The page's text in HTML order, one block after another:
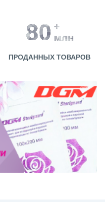
80 +
млн
ПРОДАННЫХ ТОВАРОВ